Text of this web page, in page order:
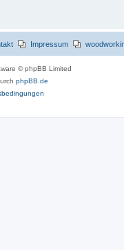
Impressum
© phpBB Limited
phpBB.de